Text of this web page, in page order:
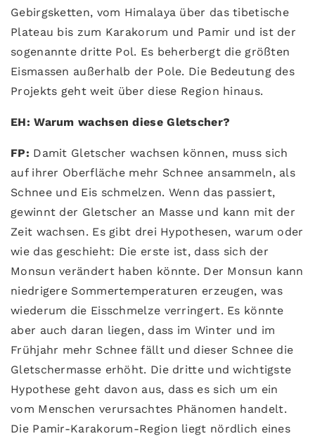
Gebirgsketten, vom Himalaya über das tibetische
Plateau bis zum Karakorum und Pamir und ist der
sogenannte dritte Pol. Es beherbergt die größten
Eismassen außerhalb der Pole. Die Bedeutung des
Projekts geht weit über diese Region hinaus.
EH: Warum wachsen diese Gletscher?
FP: Damit Gletscher wachsen können, muss sich
auf ihrer Oberfläche mehr Schnee ansammeln, als
Schnee und Eis schmelzen. Wenn das passiert,
gewinnt der Gletscher an Masse und kann mit der
Zeit wachsen. Es gibt drei Hypothesen, warum oder
wie das geschieht: Die erste ist, dass sich der
Monsun verändert haben könnte. Der Monsun kann
niedrigere Sommertemperaturen erzeugen, was
wiederum die Eisschmelze verringert. Es könnte
aber auch daran liegen, dass im Winter und im
Frühjahr mehr Schnee fällt und dieser Schnee die
Gletschermasse erhöht. Die dritte und wichtigste
Hypothese geht davon aus, dass es sich um ein
vom Menschen verursachtes Phänomen handelt.
Die Pamir-Karakorum-Region liegt nördlich eines